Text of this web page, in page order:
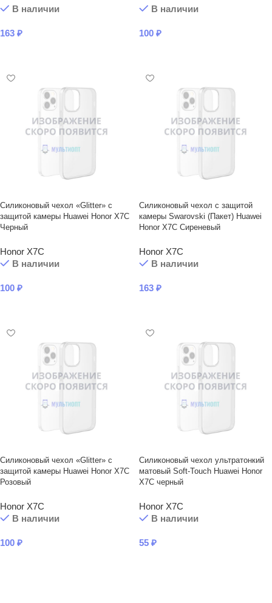
В наличии
163 ₽
В наличии
100 ₽
Силиконовый чехол «Glitter» с
защитой камеры Huawei Honor X7C
Черный
Honor X7C
В наличии
100 ₽
Силиконовый чехол с защитой
камеры Swarovski (Пакет) Huawei
Honor X7C Сиреневый
Honor X7C
В наличии
163 ₽
Силиконовый чехол «Glitter» с
защитой камеры Huawei Honor X7C
Розовый
Honor X7C
В наличии
100 ₽
Силиконовый чехол ультратонкий
матовый Soft-Touch Huawei Honor
X7C черный
Honor X7C
В наличии
55 ₽